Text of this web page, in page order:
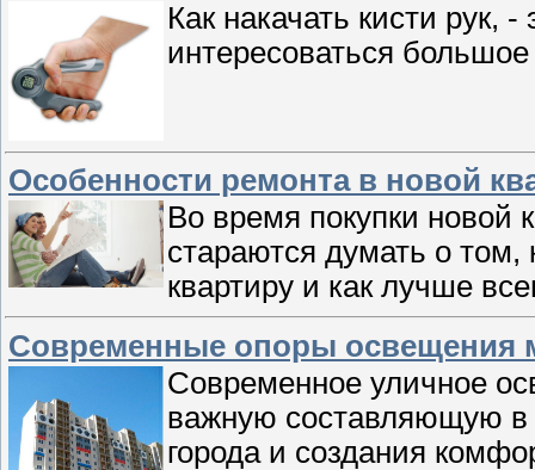
Как накачать кисти рук,
интересоваться
Особенности ремонта в новой
Во время покупки новой
стараются думать о
квартиру и как лучше
Современные опоры освещения
Современное уличное
важную составляющую в
города и создания